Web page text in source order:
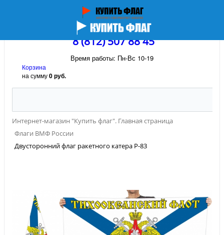
8 (812) 507 88 45
Время работы: Пн-Вс 10-19
Корзина
на сумму0 руб.
Интернет-магазин "Купить флаг". Главная страница
Флаги ВМФ России
Двусторонний флаг ракетного катера Р-83